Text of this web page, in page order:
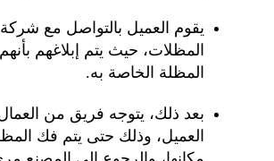
يقوم العميل بالتواصل مع
المظلات، حيث يتم إبلاغهم
المظلة الخاصة به.
بعد ذلك، يتوجه فريق من
العميل، وذلك حتى يتم فك